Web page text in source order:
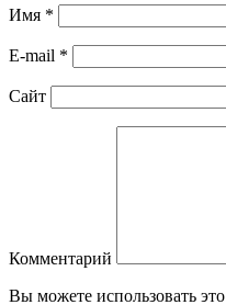
Имя *
E-mail *
Сайт
Комментарий
Вы можете использовать это